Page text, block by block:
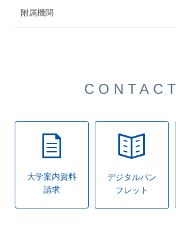
附属機関
CONTACT
大学案内資料
請求
デジタルパン
フレット